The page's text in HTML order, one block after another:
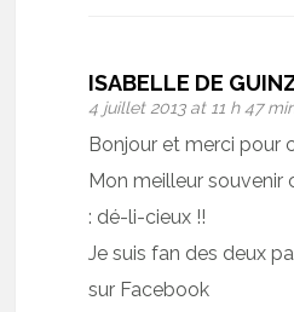
ISABELLE DE
4 juillet 2013 at 11 h 47
Bonjour et merci pour
Mon meilleur souvenir
: dé-li-cieux !!
Je suis fan des deux
sur Facebook